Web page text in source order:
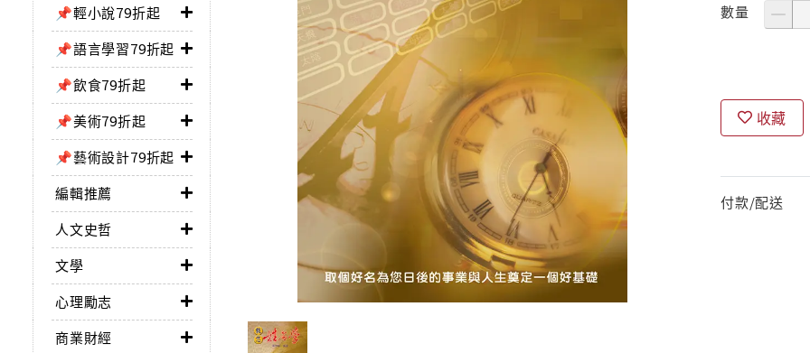
📌輕小說79折起
📌語言學習79折起
📌飲食79折起
📌美術79折起
📌藝術設計79折起
編輯推薦
人文史哲
文學
心理勵志
商業財經
數量
收藏
付款/配送